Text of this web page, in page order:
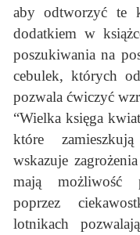
aby odtworzyć te
dodatkiem w
poszukiwania na
cebulek, których
pozwala ćwiczyć
“Wielka księga
które
wskazuje
mają możliwość
poprzez
lotnikach